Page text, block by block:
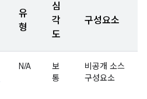
유
형
심
각
도
구성요소
N/A
보
통
비공개 소스
구성요소